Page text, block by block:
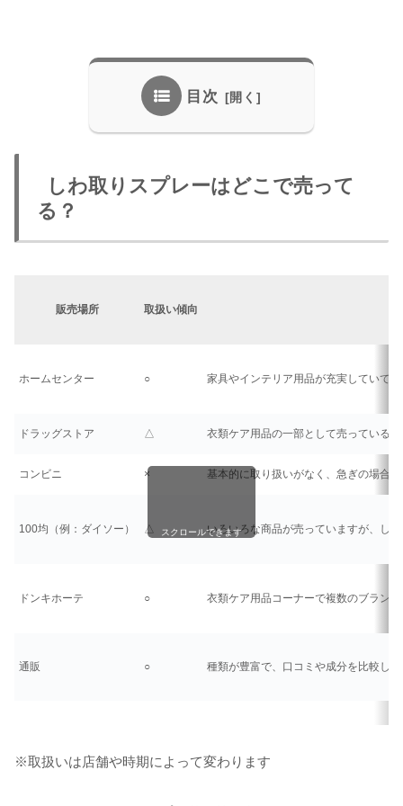
目次
しわ取りスプレーはどこで売って
る？
販売場所 取扱い傾向
ホームセンター ○ 家具やインテリア用品が充実していて
ドラッグストア △ 衣類ケア用品の一部として売っている
コンビニ × 基本的に取り扱いがなく、急ぎの場合
100均（例：ダイソー） △ いろいろな商品が売っていますが、し
ドンキホーテ ○ 衣類ケア用品コーナーで複数のブラン
通販 ○ 種類が豊富で、口コミや成分を比較し
スクロールできます
※取扱いは店舗や時期によって変わります